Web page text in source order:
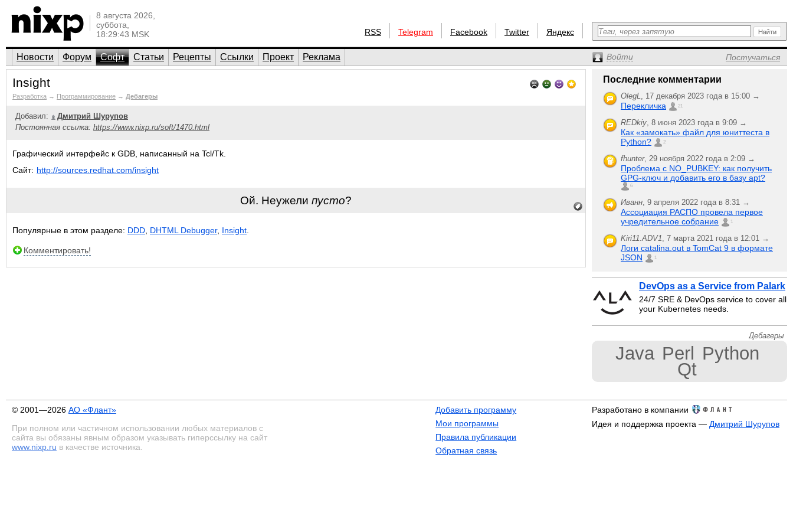
8 августа 2026,
суббота,
18:29:43 MSK
RSS Telegram Facebook Twitter Яндекс
Новости Форум Софт Статьи Рецепты Ссылки Проект Реклама Войти Постучаться
Insight
Разработка → Программирование → Дебагеры
Добавил:
Дмитрий Шурупов
Постоянная ссылка: https://www.nixp.ru/soft/1470.html
Графический интерфейс к GDB, написанный на Tcl/Tk.
Сайт: http://sources.redhat.com/insight
Ой. Неужели пусто?
Популярные в этом разделе: DDD DHTML Debugger, Insight
Комментировать!
Последние комментарии
OlegL, 17 декабря 2023 года в 15:00 →
Перекличка 21
REDkiy, 8 июня 2023 года в 9:09 →
Как «замокать» файл для юниттеста в
Python?
2
fhunter, 29 ноября 2022 года в 2:09 →
Проблема с NO_PUBKEY: как получить
GPG-ключ и добавить его в базу apt?
6
Иванн, 9 апреля 2022 года в 8:31 →
Ассоциация РАСПО провела первое
учредительное собрание
1
Kiri11.ADV1, 7 марта 2021 года в 12:01 →
Логи catalina.out в TomCat 9 в формате
JSON
1
DevOps as a Service from Palark
24/7 SRE & DevOps service to cover all
your Kubernetes needs.
Дебагеры
Java Perl Python
Qt
© 2001—2026 АО «Флант»
При полном или частичном использовании любых материалов с
сайта вы обязаны явным образом указывать гиперссылку на сайт
www.nixp.ru в качестве источника.
Добавить программу
Мои программы
Правила публикации
Обратная связь
Разработано в компании
Идея и поддержка проекта — Дмитрий Шурупов